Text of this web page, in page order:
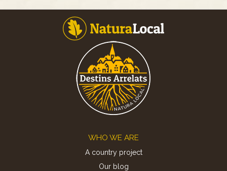
WHO WE ARE
A country project
Our blog